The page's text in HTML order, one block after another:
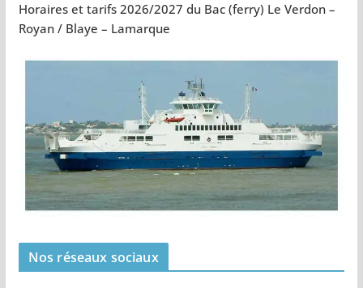
Horaires et tarifs 2026/2027 du Bac (ferry) Le Verdon –
Royan / Blaye – Lamarque
Nos réseaux sociaux